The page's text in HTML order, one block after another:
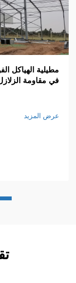
مطيلية الهياكل
في مقاومة
عرض المزيد